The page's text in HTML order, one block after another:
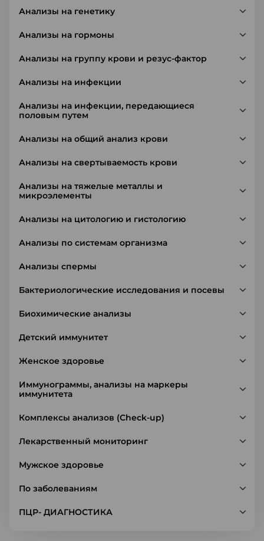
Анализы на генетику
Анализы на гормоны
Анализы на группу крови и резус-фактор
Анализы на инфекции
Анализы на инфекции, передающиеся
половым путем
Анализы на общий анализ крови
Анализы на свертываемость крови
Анализы на тяжелые металлы и
микроэлементы
Анализы на цитологию и гистологию
Анализы по системам организма
Анализы спермы
Бактериологические исследования и посевы
Биохимические анализы
Детский иммунитет
Женское здоровье
Иммунограммы, анализы на маркеры
иммунитета
Комплексы анализов (Check-up)
Лекарственный мониторинг
Мужское здоровье
По заболеваниям
ПЦР- ДИАГНОСТИКА